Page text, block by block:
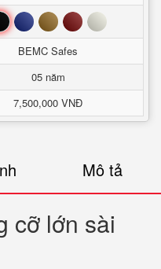
Xanh Nâu Đỏ Trắng
BEMC Safes
05 năm
7,500,000 VNĐ
Mô tả
cỡ lớn sài